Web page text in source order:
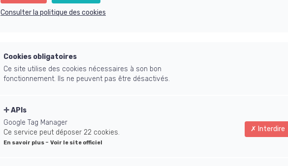
Consulter la politique des cookies
Cookies obligatoires
Ce site utilise des cookies nécessaires à son bon
fonctionnement. Ils ne peuvent pas être désactivés.
APIs
Google Tag Manager
Ce service peut déposer 22 cookies.
En savoir plus - Voir le site officiel
Interdire